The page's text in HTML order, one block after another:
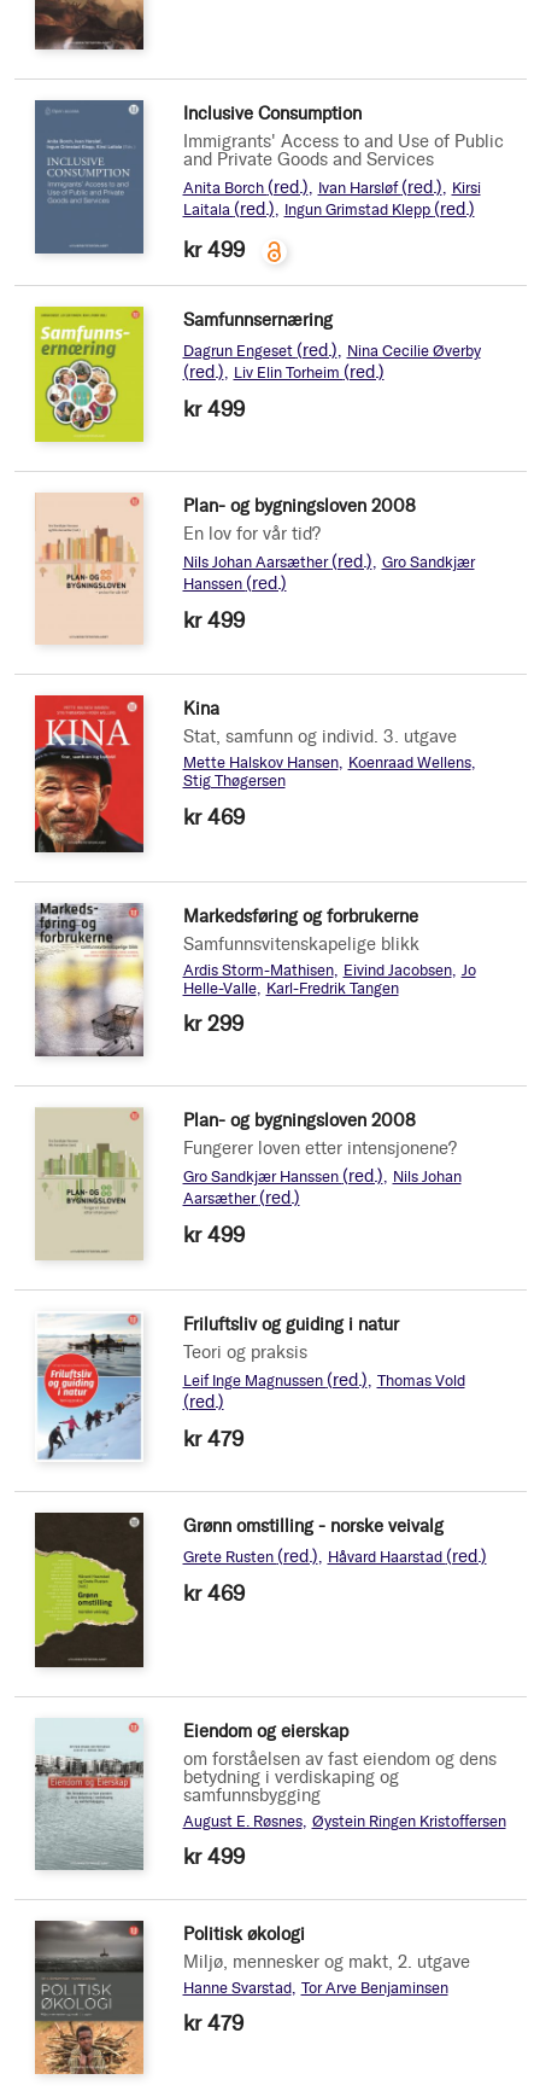
Inclusive Consumption
Immigrants' Access to and Use of Public
and Private Goods and Services
Anita Borch (red.) Ivan Harsløf (red.)
Kirsi
Laitala (red.) Ingun Grimstad Klepp (red.)
kr 499
Samfunnsernæring
Dagrun Engeset (red.) Nina Cecilie Øverby
(red.) Liv Elin Torheim (red.)
kr 499
Plan- og bygningsloven 2008
En lov for vår tid?
Nils Johan Aarsæther (red.) Gro Sandkjær
Hanssen (red.)
kr 499
Kina
Stat, samfunn og individ. 3. utgave
Mette Halskov Hansen
Koenraad Wellens
Stig Thøgersen
kr 469
Markedsføring og forbrukerne
Samfunnsvitenskapelige blikk
Ardis Storm-Mathisen Eivind Jacobsen
Jo
Helle-Valle
Karl-Fredrik Tangen
kr 299
Plan- og bygningsloven 2008
Fungerer loven etter intensjonene?
Gro Sandkjær Hanssen (red.)
Nils Johan
Aarsæther (red.)
kr 499
Friluftsliv og guiding i natur
Teori og praksis
Leif Inge Magnussen (red.) Thomas Vold
(red.)
kr 479
Grønn omstilling - norske veivalg
Grete Rusten (red.) Håvard Haarstad (red.)
kr 469
Eiendom og eierskap
om forståelsen av fast eiendom og dens
betydning i verdiskaping og
samfunnsbygging
August E. Røsnes Øystein Ringen Kristoffersen
kr 499
Politisk økologi
Miljø, mennesker og makt, 2. utgave
Hanne Svarstad Tor Arve Benjaminsen
kr 479